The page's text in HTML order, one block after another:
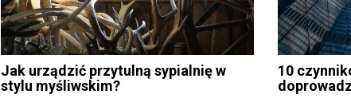
Jak urządzić przytulną sypialnię w
stylu myśliwskim?
10